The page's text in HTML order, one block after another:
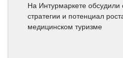
На Интурмаркете
стратегии и потенциал
медицинском туризме